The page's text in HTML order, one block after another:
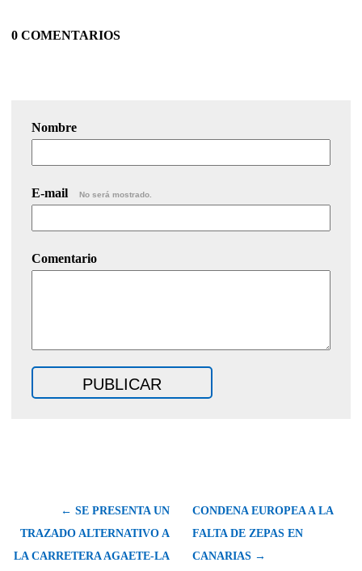
0 COMENTARIOS
Nombre
E-mail No será mostrado.
Comentario
← SE PRESENTA UN
TRAZADO ALTERNATIVO A
LA CARRETERA AGAETE-LA
CONDENA EUROPEA A LA
FALTA DE ZEPAS EN
CANARIAS →